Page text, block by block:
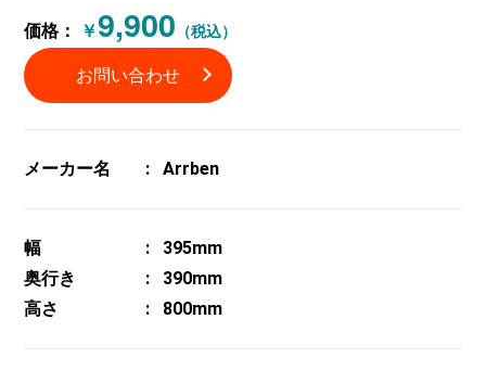
価格： ￥9,900 （税込）
お問い合わせ
メーカー名 Arrben
幅
395mm
奥行き
390mm
高さ
800mm